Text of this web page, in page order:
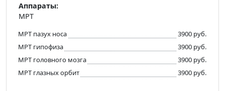
Аппараты:
МРТ
МРТ пазух носа
3900 руб.
МРТ гипофиза
3900 руб.
МРТ головного мозга
3900 руб.
МРТ глазных орбит
3900 руб.